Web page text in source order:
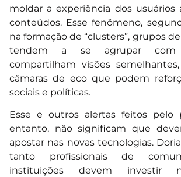
moldar a experiência dos usuários
conteúdos. Esse fenômeno,
na formação de “clusters”, grupos
tendem a se agrupar
compartilham visões
câmaras de eco que podem
sociais e políticas.
Esse e outros alertas feitos pelo
entanto, não significam que
apostar nas novas tecnologias.
tanto profissionais de
instituições devem